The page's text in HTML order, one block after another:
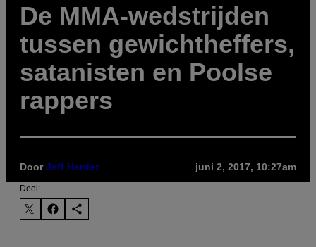
De MMA-wedstrijden
tussen gewichtheffers,
satanisten en Poolse
rappers
DoorJeff Harder juni 2, 2017, 10:27am
Deel: